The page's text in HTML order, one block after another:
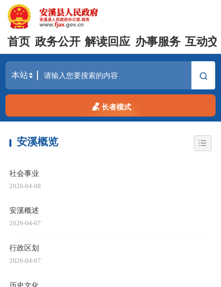
首页 政务公开 解读回应 办事服务 互动
长者模式
安溪概览
社会事业
2026-04-08
安溪概述
2026-04-07
行政区划
2026-04-07
历史文化